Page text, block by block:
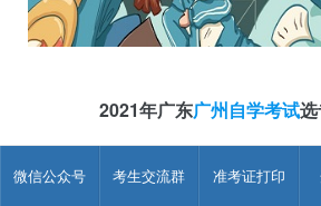
微信公众号 考生交流群 准考证打印
2021年广东广州自学考试
向。